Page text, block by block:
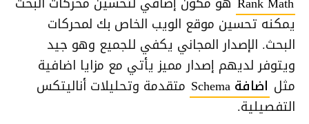
يمكنه تحسين موقع الويب الخاص بك لمحركات
البحث. الإصدار المجاني يكفي للجميع وهو جيد
ويتوفر لديهم إصدار مميز يأتي مع مزايا اضافية
مثل اضافة Schema
متقدمة وتحليلات أناليتكس
التفصيلية.